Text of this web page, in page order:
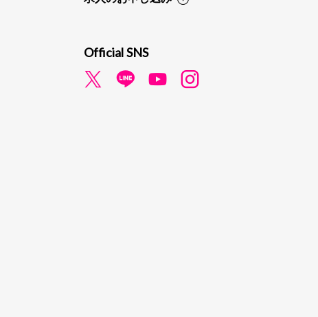
Official SNS